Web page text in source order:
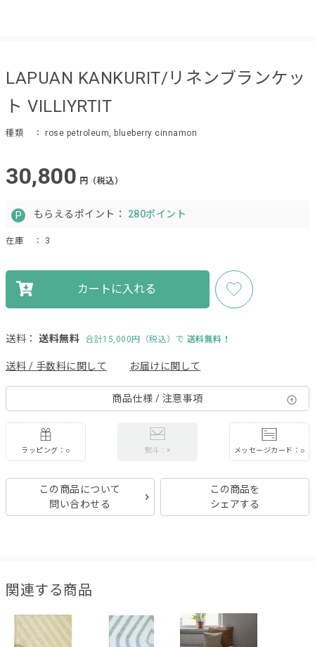
LAPUAN KANKURIT/リネンブランケッ
ト VILLIYRTIT
種類 ： rose petroleum, blueberry cinnamon
30,800 円（税込）
もらえるポイント： 280ポイント
在庫 ： 3
カートに入れる
送料： 送料無料 合計15,000円（税込）で 送料無料！
送料 / 手数料に関して お届けに関して
商品仕様 / 注意事項
ラッピング：○ 熨斗：× メッセージカード：○
この商品について
問い合わせる
この商品を
シェアする
関連する商品